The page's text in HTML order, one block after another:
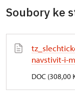
Soubory ke
navstivit-i-
DOC (308,00